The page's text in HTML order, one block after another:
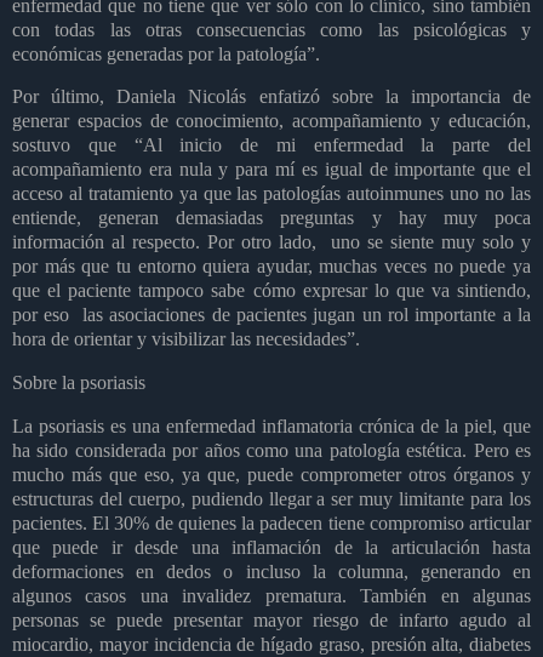
enfermedad que no tiene que ver sólo con lo clínico, sino también
con todas las otras consecuencias como las psicológicas y
económicas generadas por la patología”.
Por último, Daniela Nicolás enfatizó sobre la importancia de
generar espacios de conocimiento, acompañamiento y educación,
sostuvo que “Al inicio de mi enfermedad la parte del
acompañamiento era nula y para mí es igual de importante que el
acceso al tratamiento ya que las patologías autoinmunes uno no las
entiende, generan demasiadas preguntas y hay muy poca
información al respecto. Por otro lado,
uno se siente muy solo y
por más que tu entorno quiera ayudar, muchas veces no puede ya
que el paciente tampoco sabe cómo expresar lo que va sintiendo,
por eso
las asociaciones de pacientes jugan un rol importante a la
hora de orientar y visibilizar las necesidades”.
Sobre la psoriasis
La psoriasis es una enfermedad inflamatoria crónica de la piel, que
ha sido considerada por años como una patología estética. Pero es
mucho más que eso, ya que, puede comprometer otros órganos y
estructuras del cuerpo, pudiendo llegar a ser muy limitante para los
pacientes. El 30% de quienes la padecen tiene compromiso articular
que puede ir desde una inflamación de la articulación hasta
deformaciones en dedos o incluso la columna, generando en
algunos casos una invalidez prematura. También en algunas
personas se puede presentar mayor riesgo de infarto agudo al
miocardio, mayor incidencia de hígado graso, presión alta, diabetes